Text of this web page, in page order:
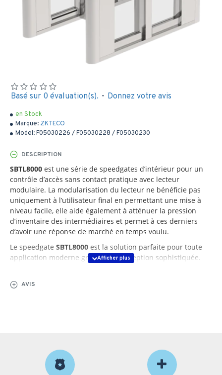
en Stock
Marque: ZKTECO
Model:F05030226 / F05030228 / F05030230
Basé sur 0 évaluation(s). - Donnez votre avis
DESCRIPTION
SBTL8000 est une série de speedgates d’intérieur pour un
contrôle d’accès sans contact pratique avec lecteur
modulaire. La modularisation du lecteur ne bénéficie pas
uniquement à l’utilisateur final en permettant une mise à
niveau facile, elle aide également à atténuer la pression
d’inventaire des intermédiaires et permet à ces derniers
d’avoir une réponse de marché en temps voulu.
Le speedgate SBTL8000 est la solution parfaite pour toute
application moderne grâce à sa conception sophistiquée.
Environnement de travail
Vitesse de débit
AVIS